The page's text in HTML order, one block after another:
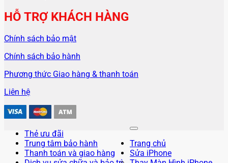
HỖ TRỢ KHÁCH HÀNG
Chính sách bảo mật
Chính sách bảo hành
Phương thức Giao hàng & thanh toán
Liên hệ
Thẻ ưu đãi
Trung tâm bảo hành
Thanh toán và giao hàng
Trang chủ
Sửa iPhone